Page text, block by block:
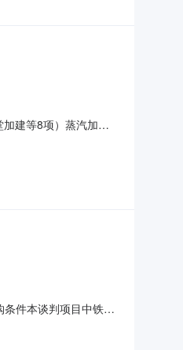
建等8项）蒸汽加压
件本谈判项目中铁二
提供采购服务和供应